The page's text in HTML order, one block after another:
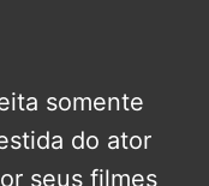
somente
do ator
seus filmes